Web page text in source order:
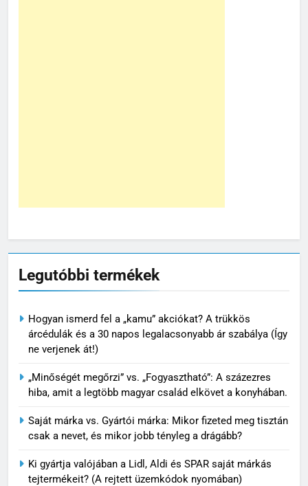
Legutóbbi termékek
Hogyan ismerd fel a „kamu” akciókat? A trükkös
árcédulák és a 30 napos legalacsonyabb ár szabálya (Így
ne verjenek át!)
„Minőségét megőrzi” vs. „Fogyasztható”: A százezres
hiba, amit a legtöbb magyar család elkövet a konyhában.
Saját márka vs. Gyártói márka: Mikor fizeted meg tisztán
csak a nevet, és mikor jobb tényleg a drágább?
Ki gyártja valójában a Lidl, Aldi és SPAR saját márkás
tejtermékeit? (A rejtett üzemkódok nyomában)